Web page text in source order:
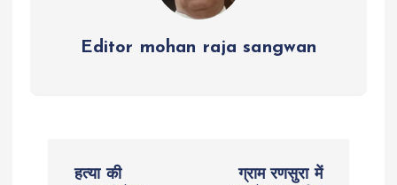
Editor mohan raja sangwan
हत्या की
ग्राम रणसुरा में